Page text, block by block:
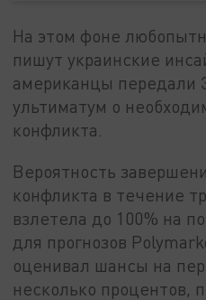
На этом фоне
пишут украинские
американцы передали
ультиматум о
конфликта.
Вероятность
конфликта в течение
взлетела до 100% на
для прогнозов
оценивал шансы на
несколько процентов,